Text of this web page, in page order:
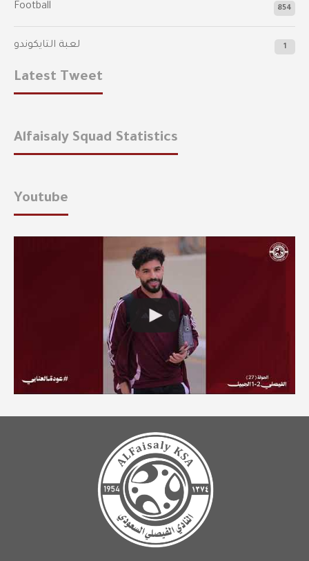
Football 854
لعبة التايكوندو 1
Latest Tweet
Alfaisaly Squad Statistics
Youtube